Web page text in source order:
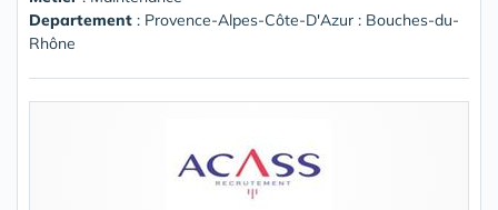
Departement : Provence-Alpes-Côte-D'Azur : Bouches-du-
Rhône